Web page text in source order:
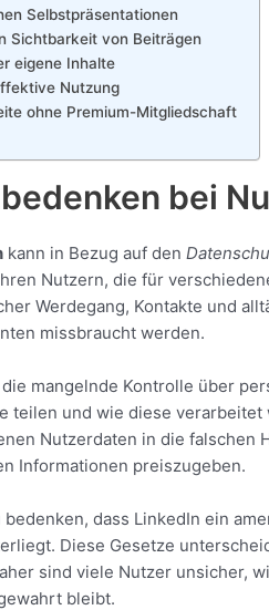
Selbstpräsentationen
Sichtbarkeit von Beiträgen
eigene Inhalte
Nutzung
ohne Premium-Mitgliedschaft
bei
kann in Bezug auf den
Nutzern, die für
Werdegang, Kontakte und
missbraucht werden.
mangelnde Kontrolle über
teilen und wie diese
Nutzerdaten in die falschen
Informationen preiszugeben.
dass LinkedIn ein
Diese Gesetze
sind viele Nutzer unsicher,
bleibt.